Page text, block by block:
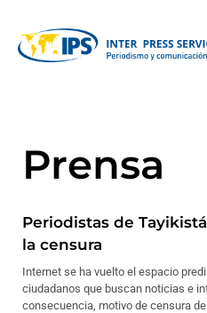
Prensa
Periodistas de
la censura
Internet se ha vuelto el espacio
ciudadanos que buscan noticias e
consecuencia, motivo de censura